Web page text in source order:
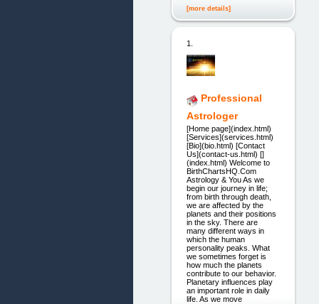
[more details]
1.
Professional
Astrologer
[Home page](index.html)
[Services](services.html)
[Bio](bio.html) [Contact
Us](contact-us.html) []
(index.html) Welcome to
BirthChartsHQ.Com
Astrology & You As we
begin our journey in life;
from birth through death,
we are affected by the
planets and their positions
in the sky. There are
many different ways in
which the human
personality peaks. What
we sometimes forget is
how much the planets
contribute to our behavior.
Planetary influences play
an important role in daily
life. As we move